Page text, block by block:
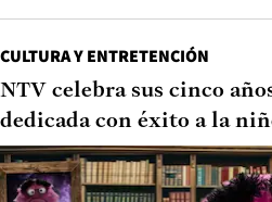
CULTURA Y ENTRETENCIÓN
NTV celebra sus cinco
dedicada con éxito a la